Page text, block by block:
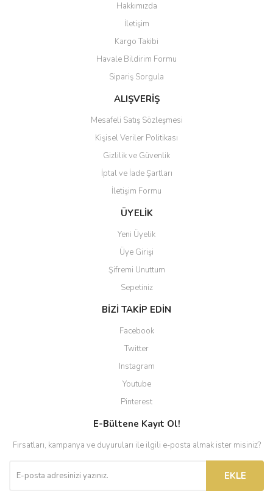
Yorum Yaz
Ürün resmi kalitesiz, bozuk veya görüntülenemiyor.
Ürün açıklamasında eksik bilgiler bulunuyor.
Ürün bilgilerinde hatalar bulunuyor.
Ürün fiyatı diğer sitelerden daha pahalı.
Bu ürüne benzer farklı alternatifler olmalı.
Gönder
Hakkımızda
İletişim
Kargo Takibi
Havale Bildirim Formu
Sipariş Sorgula
ALIŞVERİŞ
Mesafeli Satış Sözleşmesi
Kişisel Veriler Politikası
Gizlilik ve Güvenlik
İptal ve İade Şartları
İletişim Formu
ÜYELİK
Yeni Üyelik
Üye Girişi
Şifremi Unuttum
Sepetiniz
BİZİ TAKİP EDİN
Facebook
Twitter
Instagram
Youtube
Pinterest
E-Bültene Kayıt Ol!
Fırsatları, kampanya ve duyuruları ile ilgili e-posta almak ister misiniz?
EKLE